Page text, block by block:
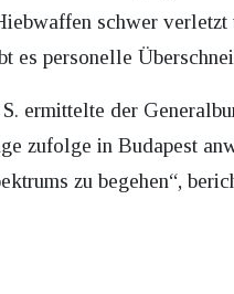
schwer
es personelle
ermittelte der
zufolge in Budapest
zu begehen“,